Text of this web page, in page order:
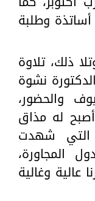
وطلبة
ذلك، تلاوة
نشوة
والحضور،
له مذاق
التي شهدت
المجاورة،
عالية وغالية